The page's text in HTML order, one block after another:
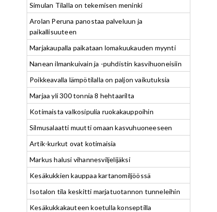
Simulan Tilalla on tekemisen meninki
Arolan Peruna panostaa palveluun ja
paikallisuuteen
Marjakaupalla paikataan lomakuukauden myynti
Nanean ilmankuivain ja -puhdistin kasvihuoneisiin
Poikkeavalla lämpötilalla on paljon vaikutuksia
Marjaa yli 300 tonnia 8 hehtaarilta
Kotimaista valkosipulia ruokakauppoihin
Silmusalaatti muutti omaan kasvuhuoneeseen
Artik-kurkut ovat kotimaisia
Markus halusi vihannesviljelijäksi
Kesäkukkien kauppaa kartanomiljöössä
Isotalon tila keskitti marjatuotannon tunneleihin
Kesäkukkakauteen koetulla konseptilla